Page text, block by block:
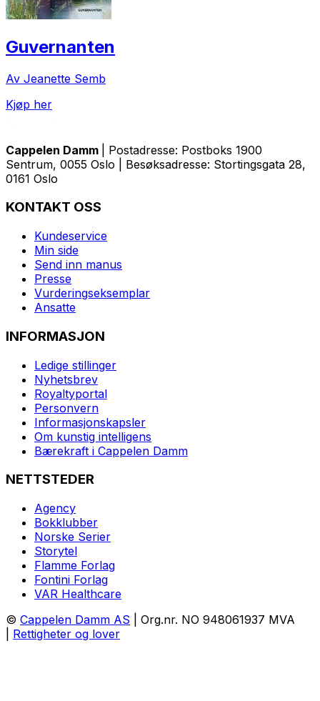
Guvernanten
Av Jeanette Semb
Kjøp her
Cappelen Damm
| Postadresse: Postboks 1900
Sentrum, 0055 Oslo | Besøksadresse: Stortingsgata 28,
0161 Oslo
KONTAKT OSS
Kundeservice
Min side
Send inn manus
Presse
Vurderingseksemplar
Ansatte
INFORMASJON
Ledige stillinger
Nyhetsbrev
Royaltyportal
Personvern
Informasjonskapsler
Om kunstig intelligens
Bærekraft i Cappelen Damm
NETTSTEDER
Agency
Bokklubber
Norske Serier
Storytel
Flamme Forlag
Fontini Forlag
VAR Healthcare
© Cappelen Damm AS | Org.nr. NO 948061937 MVA
Rettigheter og lover